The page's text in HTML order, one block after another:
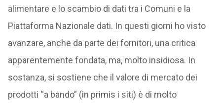
alimentare e lo scambio di dati tra i Comuni e la
Piattaforma Nazionale dati. In questi giorni ho visto
avanzare, anche da parte dei fornitori, una critica
apparentemente fondata, ma, molto insidiosa. In
sostanza, si sostiene che il valore di mercato dei
prodotti “a bando” (in primis i siti) è di molto